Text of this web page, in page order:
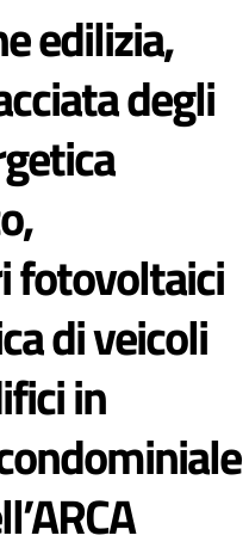
edilizia,
degli
fotovoltaici
di veicoli
in